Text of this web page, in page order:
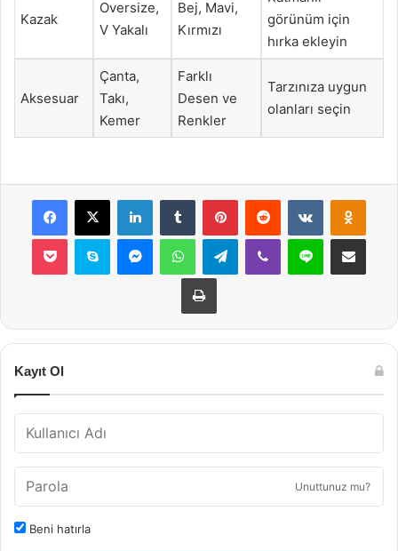
Kazak
Oversize,
V Yakalı
Bej, Mavi,
Kırmızı
görünüm için
hırka ekleyin
Aksesuar
Çanta,
Takı,
Kemer
Farklı
Desen ve
Renkler
Tarzınıza uygun
olanları seçin
Facebook
X LinkedInTumblr PinterestReddit VKontakte
Pocket Skype MessengerWhatsAppTelegramViber Line E-Posta ile
Yazdır
Kayıt Ol
Unuttunuz mu?
Beni hatırla